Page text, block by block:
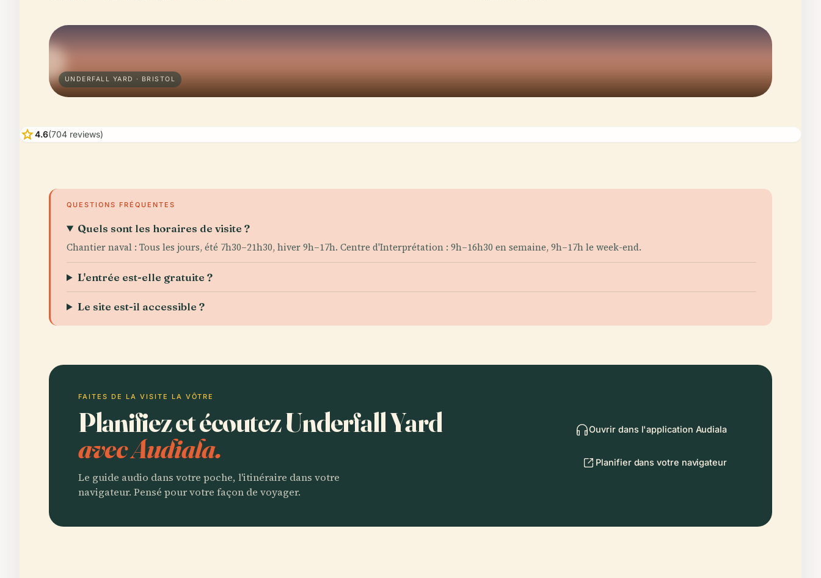
UNDERFALL YARD · BRISTOL
star4.6(704 reviews)
QUESTIONS FRÉQUENTES
Quels sont les horaires de visite ?
Chantier naval : Tous les jours, été 7h30–21h30, hiver 9h–17h. Centre d'Interprétation : 9h–16h30 en semaine, 9h–17h le week-end.
L'entrée est-elle gratuite ?
Le site est-il accessible ?
FAITES DE LA VISITE LA VÔTRE
Planifiez et écoutez Underfall Yard
avec Audiala.
Le guide audio dans votre poche, l'itinéraire dans votre
navigateur. Pensé pour votre façon de voyager.
Ouvrir dans l'application Audiala
Planifier dans votre navigateur